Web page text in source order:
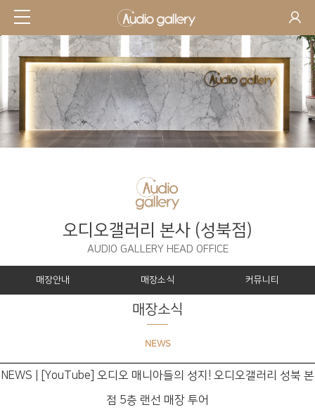
오디오갤러리 본사 (성북점)
AUDIO GALLERY HEAD OFFICE
매장안내 매장소식 커뮤니티
매장소식
NEWS
NEWS | [YouTube] 오디오 매니아들의 성지! 오디오갤러리 성북 본
점 5층 랜선 매장 투어